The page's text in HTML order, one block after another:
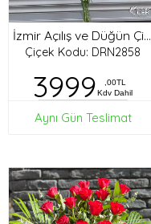
İzmir Açılış ve Düğün Çiçekleri
Çiçek Kodu: DRN2858
3999
,00TL
Kdv Dahil
Aynı Gün Teslimat